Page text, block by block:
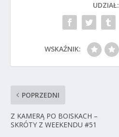
UDZIAŁ:
WSKAŹNIK:
POPRZEDNI
Z KAMERĄ PO BOISKACH –
SKRÓTY Z WEEKENDU #51